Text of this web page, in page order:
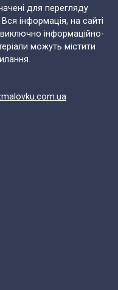
для перегляду
інформація, на сайті
інформаційно-
можуть містити